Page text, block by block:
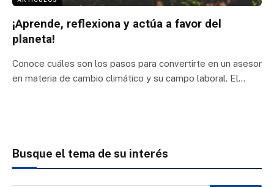
¡Aprende, reflexiona y actúa a favor del
planeta!
Conoce cuáles son los pasos para convertirte en un asesor
en materia de cambio climático y su campo laboral. El…
Busque el tema de su interés